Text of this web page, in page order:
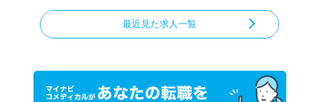
最近見た求人一覧